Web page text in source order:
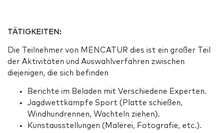
TÄTIGKEITEN:
Die Teilnehmer von MENCATUR dies ist ein großer Teil
der Aktivitäten und Auswahlverfahren zwischen
diejenigen, die sich befinden
Berichte im Beladen mit Verschiedene Experten.
Jagdwettkämpfe Sport (Platte schießen,
Windhundrennen, Wachteln ziehen).
Kunstausstellungen (Malerei, Fotografie, etc.).